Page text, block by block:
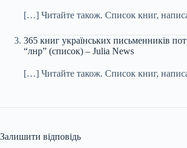
[…] Читайте також. Список книг,
365 книг українських письменників
“лнр” (список) – Julia News
[…] Читайте також. Список книг,
Залишити відповідь